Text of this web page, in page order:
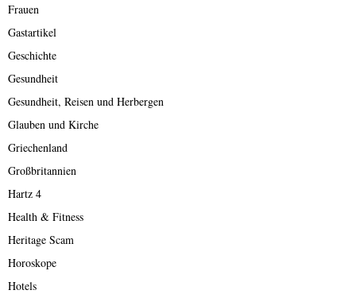
Frauen
Gastartikel
Geschichte
Gesundheit
Gesundheit, Reisen und Herbergen
Glauben und Kirche
Griechenland
Großbritannien
Hartz 4
Health & Fitness
Heritage Scam
Horoskope
Hotels